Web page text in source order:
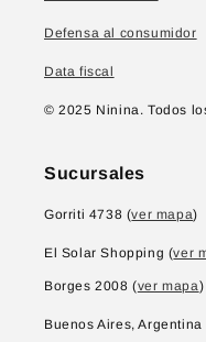
Defensa al consumidor
Data fiscal
© 2025 Ninina. Todos
Sucursales
Gorriti 4738 (ver mapa)
El Solar Shopping (ver
Borges 2008 (ver mapa)
Buenos Aires, Argentina